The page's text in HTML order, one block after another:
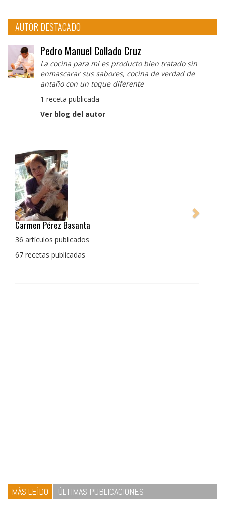
AUTOR DESTACADO
Pedro Manuel Collado Cruz
La cocina para mi es producto bien tratado sin
enmascarar sus sabores, cocina de verdad de
antaño con un toque diferente
1 receta publicada
Ver blog del autor
Pedro Manuel Collado Cruz
La cocina para mi es producto bien tratado sin
con un toque diferente